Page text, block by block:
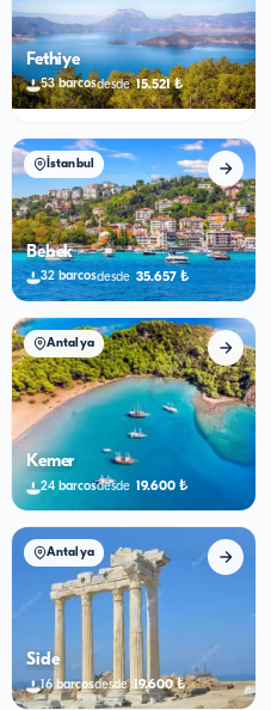
Fethiye
53 barcosdesde 15.521₺
İstanbul
Bebek
32 barcosdesde 35.657 ₺
Antalya
Kemer
24 barcosdesde 19.600 ₺
Antalya
Side
16 barcosdesde 19.600₺